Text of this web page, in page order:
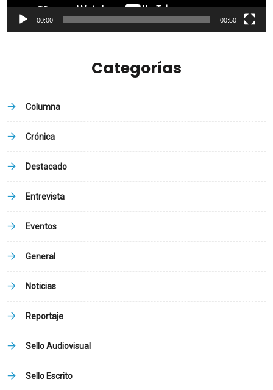
00:00 00:50
Categorías
Columna
Crónica
Destacado
Entrevista
Eventos
General
Noticias
Reportaje
Sello Audiovisual
Sello Escrito